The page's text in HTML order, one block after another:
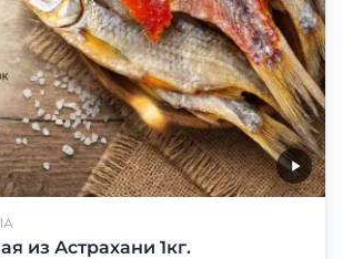
из Астрахани 1кг.